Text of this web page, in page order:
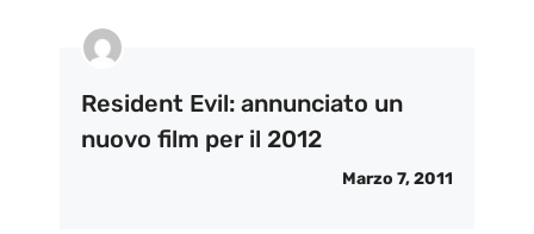
Resident Evil: annunciato un
nuovo film per il 2012
Marzo 7, 2011